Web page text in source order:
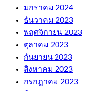
มกราคม 2024
ธันวาคม 2023
พฤศจิกายน 2023
ตุลาคม 2023
กันยายน 2023
สิงหาคม 2023
กรกฎาคม 2023